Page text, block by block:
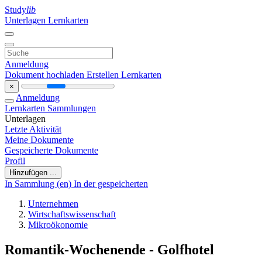
Studylib
Unterlagen Lernkarten
Anmeldung
Dokument hochladen Erstellen Lernkarten
×
Anmeldung
Lernkarten Sammlungen
Unterlagen
Letzte Aktivität
Meine Dokumente
Gespeicherte Dokumente
Profil
Hinzufügen ...
In Sammlung (en) In der gespeicherten
Unternehmen
Wirtschaftswissenschaft
Mikroökonomie
Romantik-Wochenende - Golfhotel